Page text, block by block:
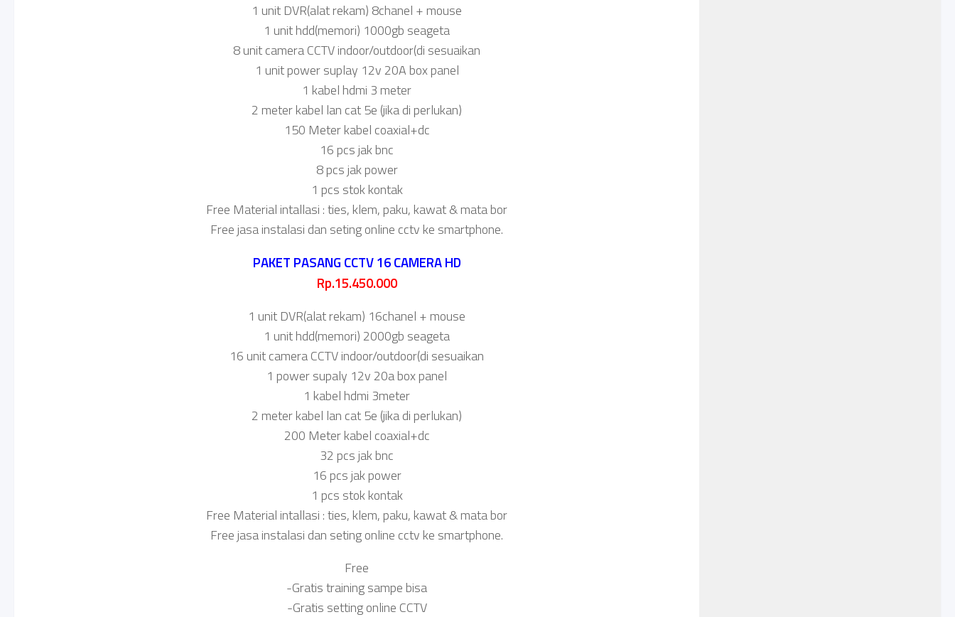
1 unit DVR(alat rekam) 8chanel + mouse
1 unit hdd(memori) 1000gb seageta
8 unit camera CCTV indoor/outdoor(di sesuaikan
1 unit power suplay 12v 20A box panel
1 kabel hdmi 3 meter
2 meter kabel lan cat 5e (jika di perlukan)
150 Meter kabel coaxial+dc
16 pcs jak bnc
8 pcs jak power
1 pcs stok kontak
Free Material intallasi : ties, klem, paku, kawat & mata bor
Free jasa instalasi dan seting online cctv ke smartphone.
PAKET PASANG CCTV 16 CAMERA HD
Rp.15.450.000
1 unit DVR(alat rekam) 16chanel + mouse
1 unit hdd(memori) 2000gb seageta
16 unit camera CCTV indoor/outdoor(di sesuaikan
1 power supaly 12v 20a box panel
1 kabel hdmi 3meter
2 meter kabel lan cat 5e (jika di perlukan)
200 Meter kabel coaxial+dc
32 pcs jak bnc
16 pcs jak power
1 pcs stok kontak
Free Material intallasi : ties, klem, paku, kawat & mata bor
Free jasa instalasi dan seting online cctv ke smartphone.
Free
-Gratis training sampe bisa
-Gratis setting online CCTV